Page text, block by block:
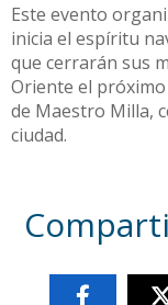
Este evento
inicia el espíritu
que cerrarán sus
Oriente el próximo
de Maestro Milla,
ciudad.